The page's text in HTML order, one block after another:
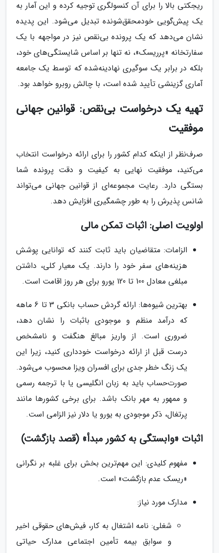
ریجکتی بالا را برای آن کنسولگری توجیه کرده و این آمار به
یک پیش‌گویی خودمحقق‌شونده تبدیل می‌شود. این پدیده
نشان می‌دهد که یک پرونده بی‌نقص نیز در مواجهه با یک
سفارتخانه «پرریسک»، نه تنها بر اساس شایستگی‌های خود،
بلکه در برابر یک سوگیری نهادینه‌شده که توسط یک جامعه
آماری گزینشی تأیید شده است، با چالش روبرو خواهد بود.
تهیه یک درخواست بی‌نقص: قوانین جهانی
موفقیت
صرف‌نظر از اینکه کدام کشور را برای ارائه درخواست انتخاب
می‌کنید، موفقیت نهایی به کیفیت و دقت پرونده شما
بستگی دارد. رعایت مجموعه‌ای از قوانین جهانی می‌تواند
شانس پذیرش را به طور چشمگیری افزایش دهد.
اولویت اصلی: اثبات تمکن مالی
الزامات: متقاضیان باید ثابت کنند که توانایی پوشش
هزینه‌های سفر خود را دارند. یک معیار کلی، داشتن
مبلغی معادل 100 تا 120 یورو برای هر روز اقامت است.
بهترین شیوه‌ها: ارائه گردش حساب بانکی 3 تا 6 ماهه
که درآمد منظم و موجودی باثبات را نشان دهد،
ضروری است. از واریز مبالغ هنگفت و نامشخص
درست قبل از ارائه درخواست خودداری کنید، زیرا این
یک زنگ خطر جدی برای افسران ویزا محسوب می‌شود.
صورت‌حساب باید به زبان انگلیسی یا با ترجمه رسمی
و ممهور به مهر بانک باشد. برای برخی کشورها مانند
پرتغال، ذکر موجودی به یورو یا دلار نیز الزامی است.
اثبات «وابستگی به کشور مبدأ» (قصد بازگشت)
مفهوم کلیدی: این مهم‌ترین بخش برای غلبه بر نگرانی
«ریسک عدم بازگشت» است.
مدارک مورد نیاز:
شغلی: نامه اشتغال به کار، فیش‌های حقوقی اخیر
و سوابق بیمه تأمین اجتماعی مدارک حیاتی